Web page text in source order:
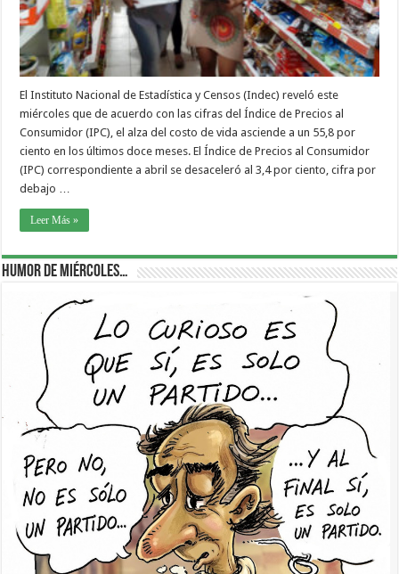
El Instituto Nacional de Estadística y Censos (Indec) reveló este
miércoles que de acuerdo con las cifras del Índice de Precios al
Consumidor (IPC), el alza del costo de vida asciende a un 55,8 por
ciento en los últimos doce meses. El Índice de Precios al Consumidor
(IPC) correspondiente a abril se desaceleró al 3,4 por ciento, cifra por
debajo …
Leer Más »
Humor de Miércoles…